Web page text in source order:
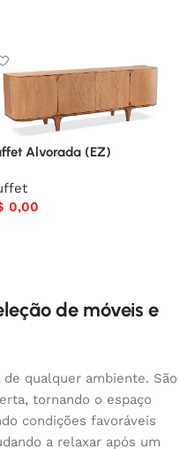
Alvorada (EZ)
0,00
de móveis e
qualquer ambiente. São
tornando o espaço
condições favoráveis
a relaxar após um